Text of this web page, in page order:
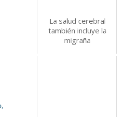
La salud cerebral
también incluye la
migraña